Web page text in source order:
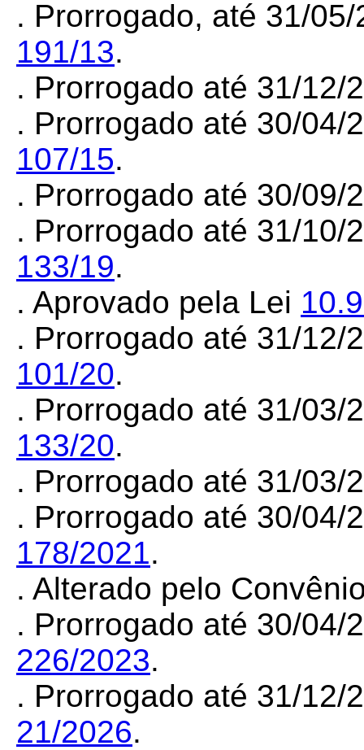
. Prorrogado, até 31/
191/13.
. Prorrogado até 31/
. Prorrogado até 30/04/
107/15.
. Prorrogado até 30/
. Prorrogado até 31/10/
133/19.
. Aprovado pela Lei
. Prorrogado até 31/12/
101/20.
. Prorrogado até 31/03/
133/20.
. Prorrogado até 31/03/
. Prorrogado até 30/04/
178/2021.
. Alterado pelo
. Prorrogado até 30/04/
226/2023.
. Prorrogado até 31/12/
21/2026.